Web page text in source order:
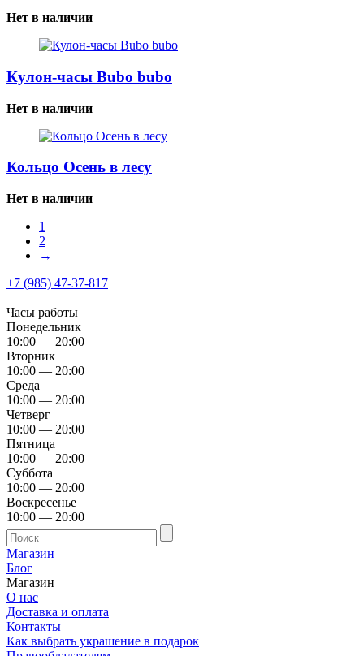
Нет в наличии
Кулон-часы Bubo bubo
Нет в наличии
Кольцо Осень в лесу
Нет в наличии
1
2
→
+7 (985) 47-37-817
Часы работы
Понедельник
10:00 — 20:00
Вторник
10:00 — 20:00
Среда
10:00 — 20:00
Четверг
10:00 — 20:00
Пятница
10:00 — 20:00
Суббота
10:00 — 20:00
Воскресенье
10:00 — 20:00
Магазин
Блог
Магазин
О нас
Доставка и оплата
Контакты
Как выбрать украшение в подарок